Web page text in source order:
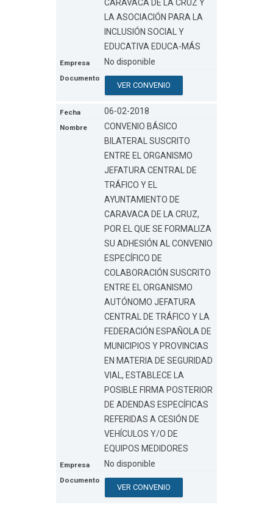
CARAVACA DE LA CRUZ Y
LA ASOCIACIÓN PARA LA
INCLUSIÓN SOCIAL Y
EDUCATIVA EDUCA-MÁS
No disponible
VER CONVENIO
06-02-2018
CONVENIO BÁSICO
BILATERAL SUSCRITO
ENTRE EL ORGANISMO
JEFATURA CENTRAL DE
TRÁFICO Y EL
AYUNTAMIENTO DE
CARAVACA DE LA CRUZ,
POR EL QUE SE FORMALIZA
SU ADHESIÓN AL CONVENIO
ESPECÍFICO DE
COLABORACIÓN SUSCRITO
ENTRE EL ORGANISMO
AUTÓNOMO JEFATURA
CENTRAL DE TRÁFICO Y LA
FEDERACIÓN ESPAÑOLA DE
MUNICIPIOS Y PROVINCIAS
EN MATERIA DE SEGURIDAD
VIAL, ESTABLECE LA
POSIBLE FIRMA POSTERIOR
DE ADENDAS ESPECÍFICAS
REFERIDAS A CESIÓN DE
VEHÍCULOS Y/O DE
EQUIPOS MEDIDORES
No disponible
VER CONVENIO